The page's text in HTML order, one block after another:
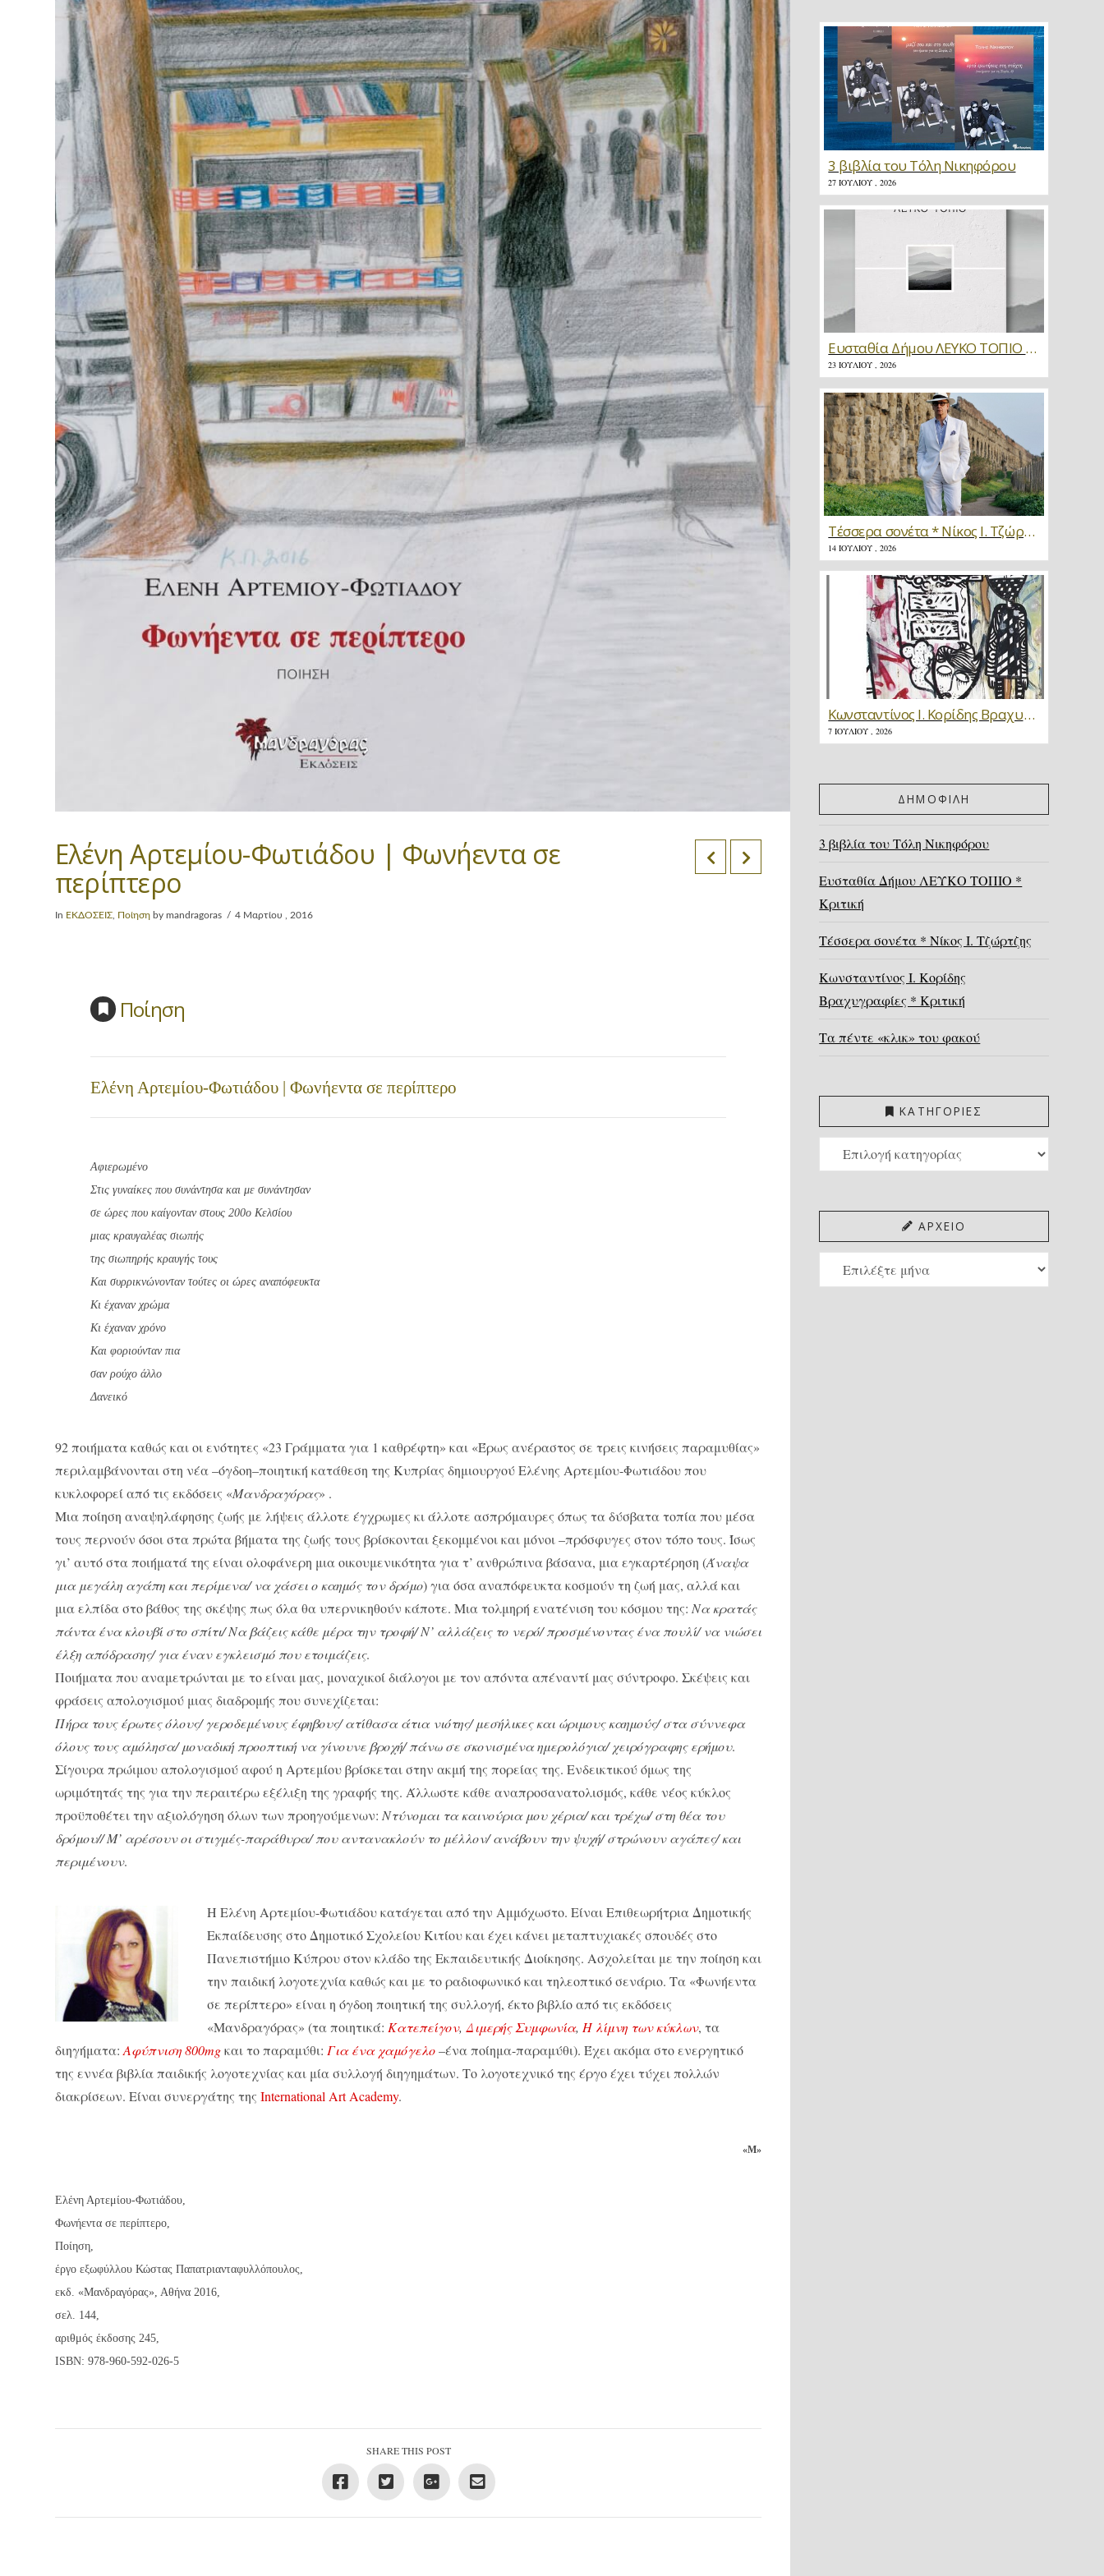
Ελένη Αρτεμίου-Φωτιάδου | Φωνήεντα σε
περίπτερο
In ΕΚΔΟΣΕΙΣ Ποίηση by mandragoras 4 Μαρτίου , 2016
Ποίηση
Ελένη Αρτεμίου-Φωτιάδου | Φωνήεντα σε περίπτερο
Aφιερωμένο
Στις γυναίκες που συνάντησα και με συνάντησαν
σε ώρες που καίγονταν στους 200ο Κελσίου
μιας κραυγαλέας σιωπής
της σιωπηρής κραυγής τους
Και συρρικνώνονταν τούτες οι ώρες αναπόφευκτα
Κι έχαναν χρώμα
Κι έχαναν χρόνο
Και φοριούνταν πια
σαν ρούχο άλλο
Δανεικό
92 ποιήματα καθώς και οι ενότητες «23 Γράμματα για 1 καθρέφτη» και «Έρως ανέραστος σε τρεις κινήσεις παραμυθίας»
περιλαμβάνονται στη νέα –όγδοη–ποιητική κατάθεση της Κυπρίας δημιουργού Eλένης Aρτεμίου-Φωτιάδου που
κυκλοφορεί από τις εκδόσεις «Μανδραγόρας» .
Μια ποίηση αναψηλάφησης ζωής με λήψεις άλλοτε έγχρωμες κι άλλοτε ασπρόμαυρες όπως τα δύσβατα τοπία που μέσα
τους περνούν όσοι στα πρώτα βήματα της ζωής τους βρίσκονται ξεκομμένοι και μόνοι –πρόσφυγες στον τόπο τους. Ίσως
γι’ αυτό στα ποιήματά της είναι ολοφάνερη μια οικουμενικότητα για τ’ ανθρώπινα βάσανα, μια εγκαρτέρηση (Άναψα
μια μεγάλη αγάπη και περίμενα/ να χάσει ο καημός τον δρόμο) για όσα αναπόφευκτα κοσμούν τη ζωή μας, αλλά και
μια ελπίδα στο βάθος της σκέψης πως όλα θα υπερνικηθούν κάποτε. Μια τολμηρή ενατένιση του κόσμου της: Να κρατάς
πάντα ένα κλουβί στο σπίτι/ Να βάζεις κάθε μέρα την τροφή/ Ν’ αλλάζεις το νερό/ προσμένοντας ένα πουλί/ να νιώσει
έλξη απόδρασης/ για έναν εγκλεισμό που ετοιμάζεις.
Ποιήματα που αναμετρώνται με το είναι μας, μοναχικοί διάλογοι με τον απόντα απέναντί μας σύντροφο. Σκέψεις και
φράσεις απολογισμού μιας διαδρομής που συνεχίζεται:
Πήρα τους έρωτες όλους/ γεροδεμένους έφηβους/ ατίθασα άτια νιότης/ μεσήλικες και ώριμους καημούς/ στα σύννεφα
όλους τους αμόλησα/ μοναδική προοπτική να γίνουνε βροχή/ πάνω σε σκονισμένα ημερολόγια/ χειρόγραφης ερήμου.
Σίγουρα πρώιμου απολογισμού αφού η Αρτεμίου βρίσκεται στην ακμή της πορείας της. Ενδεικτικού όμως της
ωριμότητάς της για την περαιτέρω εξέλιξη της γραφής της. Άλλωστε κάθε αναπροσανατολισμός, κάθε νέος κύκλος
προϋποθέτει την αξιολόγηση όλων των προηγούμενων: Ντύνομαι τα καινούρια μου χέρια/ και τρέχω/ στη θέα του
δρόμου// Μ’ αρέσουν οι στιγμές-παράθυρα/ που αντανακλούν το μέλλον/ ανάβουν την ψυχή/ στρώνουν αγάπες/ και
περιμένουν.
H Eλένη Aρτεμίου-Φωτιάδου κατάγεται από την Αμμόχωστο. Είναι Επιθεωρήτρια Δημοτικής
Εκπαίδευσης στο Δημοτικό Σχολείου Κιτίου και έχει κάνει μεταπτυχιακές σπουδές στο
Πανεπιστήμιο Κύπρου στον κλάδο της Εκπαιδευτικής Διοίκησης. Ασχολείται με την ποίηση και
την παιδική λογοτεχνία καθώς και με το ραδιοφωνικό και τηλεοπτικό σενάριο. Τα «Φωνήεντα
σε περίπτερο» είναι η όγδοη ποιητική της συλλογή, έκτο βιβλίο από τις εκδόσεις
«Μανδραγόρας» (τα ποιητικά: Κατεπείγον, Διμερής Συμφωνία, Η λίμνη των κύκλων, τα
διηγήματα:Αφύπνιση 800mgκαι το παραμύθι:Για ένα χαμόγελο–ένα ποίημα-παραμύθι). Έχει ακόμα στο ενεργητικό
της εννέα βιβλία παιδικής λογοτεχνίας και μία συλλογή διηγημάτων. Το λογοτεχνικό της έργο έχει τύχει πολλών
διακρίσεων. Είναι συνεργάτης τηςInternational Art Academy.
«Μ»
Ελένη Αρτεμίου-Φωτιάδου,
Φωνήεντα σε περίπτερο,
Ποίηση,
έργο εξωφύλλου Κώστας Παπατριανταφυλλόπουλος,
εκδ. «Μανδραγόρας», Αθήνα 2016,
σελ. 144,
αριθμός έκδοσης 245,
ΙSBN: 978-960-592-026-5
SHARE THIS POST
3 βιβλία του Τόλη Νικηφόρου
27 ΙΟΥΛΊΟΥ , 2026
Ευσταθία Δήμου ΛΕΥΚΟ ΤΟΠΙΟ * Κριτική
23 ΙΟΥΛΊΟΥ , 2026
Τέσσερα σονέτα * Νίκος Ι. Τζώρτζης
14 ΙΟΥΛΊΟΥ , 2026
Κωνσταντίνος Ι. Κορίδης Βραχυγραφίες * Κριτική
7 ΙΟΥΛΊΟΥ , 2026
ΔΗΜΟΦΙΛΗ
3 βιβλία του Τόλη Νικηφόρου
Ευσταθία Δήμου ΛΕΥΚΟ ΤΟΠΙΟ *
Κριτική
Τέσσερα σονέτα * Νίκος Ι. Τζώρτζης
Κωνσταντίνος Ι. Κορίδης
Βραχυγραφίες * Κριτική
Τα πέντε «κλικ» του φακού
ΚΑΤΗΓΟΡΙΕΣ
ΚΑΤΗΓΟΡΙΕΣ
ΑΡΧΕΙΟ
ΑΡΧΕΙΟ